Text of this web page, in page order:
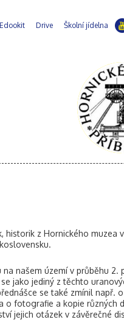
Edookit Drive Školní jídelna
historik z Hornického muzea
našem území v průběhu
jako jediný z těchto
se také zmínil např.
o fotografie a kopie různých
jejich otázek v závěrečné